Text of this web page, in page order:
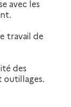
avec les
travail de
des
outillages.